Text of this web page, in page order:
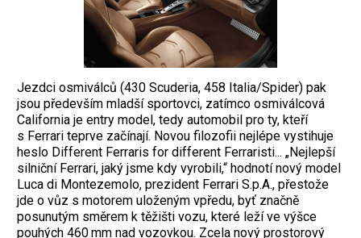
Jezdci osmiválců (430 Scuderia, 458 Italia/Spider) pak
jsou především mladší sportovci, zatímco osmiválcová
California je entry model, tedy automobil pro ty, kteří
s Ferrari teprve začínají. Novou filozofii nejlépe vystihuje
heslo Different Ferraris for different Ferraristi... „Nejlepší
silniční Ferrari, jaký jsme kdy vy­robili,“ hodnotí nový model
Luca di Montezemolo, prezident Ferrari S.p.A., přestože
jde o vůz s motorem uloženým vpředu, byť značně
posunutým směrem k těžišti vozu, které leží ve výšce
pouhých 460 mm nad vozovkou. Zcela nový prostorový